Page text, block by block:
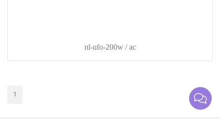
nl-ufo-200w / ac
1